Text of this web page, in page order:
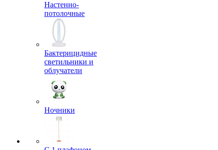
Настенно-
потолочные
Бактерицидные
светильники и
облучатели
Ночники